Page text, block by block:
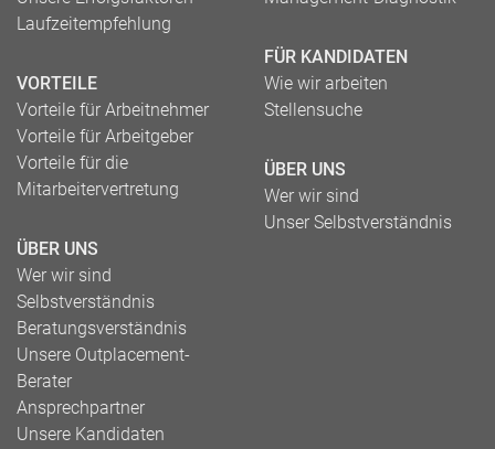
Laufzeitempfehlung
VORTEILE
Vorteile für Arbeitnehmer
Vorteile für Arbeitgeber
Vorteile für die
Mitarbeitervertretung
ÜBER UNS
Wer wir sind
Selbstverständnis
Beratungsverständnis
Unsere Outplacement-
Berater
Ansprechpartner
Unsere Kandidaten
FÜR KANDIDATEN
Wie wir arbeiten
Stellensuche
ÜBER UNS
Wer wir sind
Unser Selbstverständnis